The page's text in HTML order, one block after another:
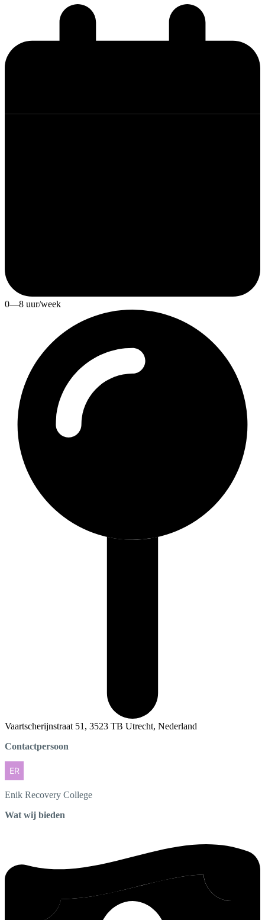
0—8 uur/week
Vaartscherijnstraat 51, 3523 TB Utrecht, Nederland
Contactpersoon
Enik Recovery College
Wat wij bieden